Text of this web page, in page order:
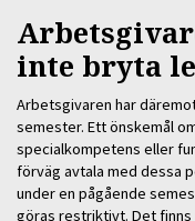
inte bryta
Arbetsgivaren har
semester. Ett önskemål
specialkompetens eller
förväg avtala med dessa
under en pågående
göras restriktivt. Det